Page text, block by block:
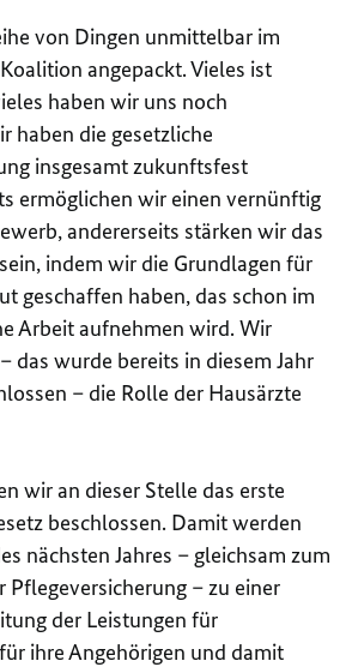
von Dingen unmittelbar im
angepackt. Vieles ist
haben wir uns noch
haben die gesetzliche
insgesamt zukunftsfest
ermöglichen wir einen vernünftig
andererseits stärken wir das
indem wir die Grundlagen für
geschaffen haben, das schon im
Arbeit aufnehmen wird. Wir
das wurde bereits in diesem Jahr
– die Rolle der Hausärzte
wir an dieser Stelle das erste
beschlossen. Damit werden
nächsten Jahres – gleichsam zum
Pflegeversicherung – zu einer
der Leistungen für
ihre Angehörigen und damit